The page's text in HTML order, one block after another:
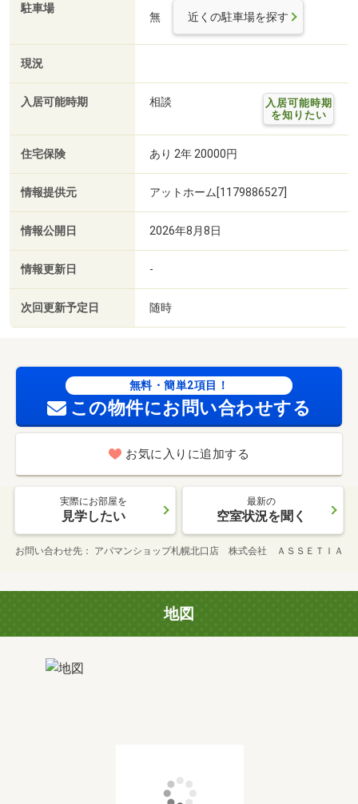
駐車場
無 近くの駐車場を探す
現況
入居可能時期 相談
入居可能時期
を知りたい
住宅保険 あり 2年 20000円
情報提供元 アットホーム[1179886527]
情報公開日 2026年8月8日
情報更新日 -
次回更新予定日 随時
無料・簡単2項目！
この物件にお問い合わせする
お気に入りに追加する
実際にお部屋を
見学したい
最新の
空室状況を聞く
お問い合わせ先 アパマンショップ札幌北口店 株式会社 ＡＳＳＥＴＩＡ
地図